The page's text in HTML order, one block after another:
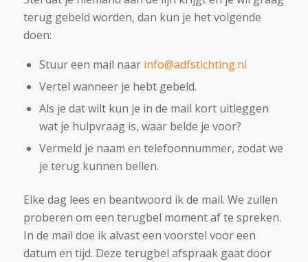
terug gebeld worden, dan kun je het volgende
doen:
Stuur een mail naar info@adfstichting.nl
Vertel wanneer je hebt gebeld.
Als je dat wilt kun je in de mail kort uitleggen
wat je hulpvraag is, waar belde je voor?
Vermeld je naam en telefoonnummer, zodat we
je terug kunnen bellen.
Elke dag lees en beantwoord ik de mail. We zullen
proberen om een terugbel moment af te spreken.
In de mail doe ik alvast een voorstel voor een
datum en tijd. Deze terugbel afspraak gaat door